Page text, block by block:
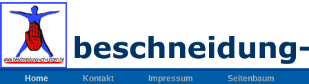
Home Kontakt Impressum Seitenbaum